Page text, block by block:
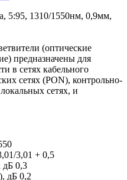
5:95, 1310/1550нм, 0,9мм,
(оптические
предназначены для
в сетях кабельного
сетях (PON), контрольно-
сетях, и
3,01 + 0,5
дБ 0,3
дБ 0,2